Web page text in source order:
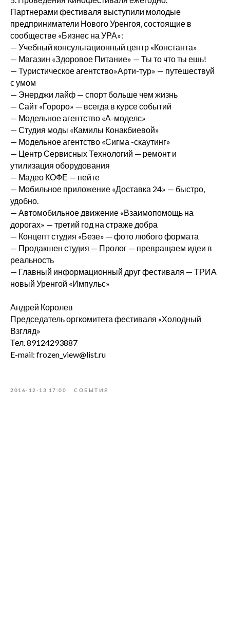
Партнерами фестиваля выступили молодые
предприниматели Нового Уренгоя, состоящие в
сообществе «Бизнес на УРА»:
— Учебный консультационный центр «Константа»
— Магазин «Здоровое Питание» — Ты то что ты ешь!
— Туристическое агентство»Арти-тур» — путешествуй
с умом
— Энерджи лайф — спорт больше чем жизнь
— Сайт «Гороро» — всегда в курсе событий
— Модельное агентство «А-моделс»
— Студия моды «Камилы Конакбиевой»
— Модельное агентство «Сигма -скаутинг»
— Центр Сервисных Технологий — ремонт и
утилизация оборудования
— Мадео КОФЕ — пейте
— Мобильное приложение «Доставка 24» — быстро,
удобно.
— Автомобильное движение «Взаимопомощь на
дорогах» — третий год на страже добра
— Концепт студия «Безе» — фото любого формата
— Продакшен студия — Пролог — превращаем идеи в
реальность
— Главный информационный друг фестиваля — ТРИА
новый Уренгой «Импульс»
Андрей Королев
Председатель оргкомитета фестиваля «Холодный
Взгляд»
Тел. 89124293887
E-mail: frozen_view@list.ru
2016-12-13 17:00 СОБЫТИЯ
О нас